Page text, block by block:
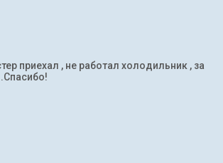
приехал , не работал холодильник , за